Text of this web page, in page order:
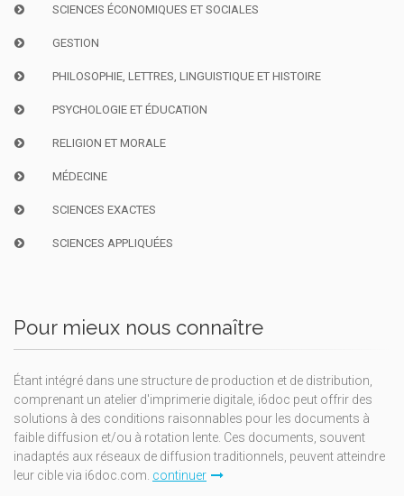
SCIENCES ÉCONOMIQUES ET SOCIALES
GESTION
PHILOSOPHIE, LETTRES, LINGUISTIQUE ET HISTOIRE
PSYCHOLOGIE ET ÉDUCATION
RELIGION ET MORALE
MÉDECINE
SCIENCES EXACTES
SCIENCES APPLIQUÉES
Pour mieux nous connaître
Étant intégré dans une structure de production et de distribution,
comprenant un atelier d'imprimerie digitale, i6doc peut offrir des
solutions à des conditions raisonnables pour les documents à
faible diffusion et/ou à rotation lente. Ces documents, souvent
inadaptés aux réseaux de diffusion traditionnels, peuvent atteindre
leur cible via i6doc.com. continuer